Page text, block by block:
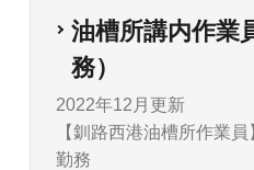
油槽所講内作業
務）
2022年12月更新
【釧路西港油槽所作業
勤務